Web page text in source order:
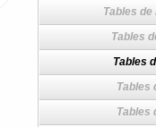
Tables
Tables
Tables
Tables
Tables